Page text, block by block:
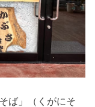
ば」（くがにそ